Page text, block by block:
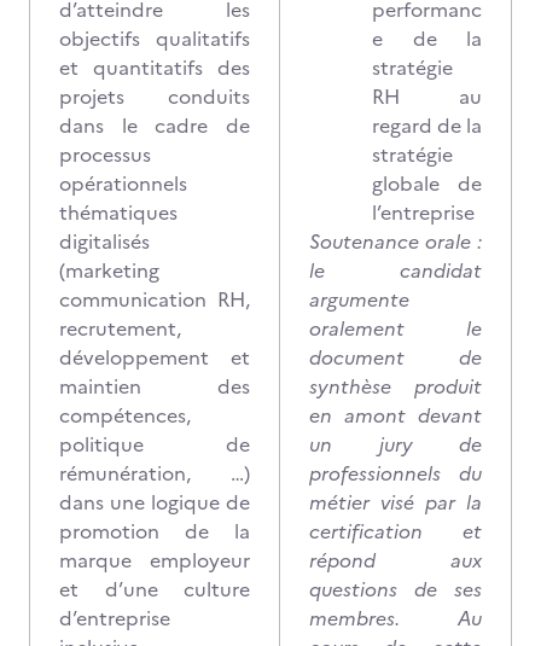
d’atteindre les
objectifs qualitatifs
et quantitatifs des
projets conduits
dans le cadre de
processus
opérationnels
thématiques
digitalisés
(marketing
communication RH,
recrutement,
développement et
maintien des
compétences,
politique de
rémunération, …)
dans une logique de
promotion de la
marque employeur
et d’une culture
d’entreprise
performanc
e de la
stratégie
RH au
regard de la
stratégie
globale de
l’entreprise
Soutenance orale :
le candidat
argumente
oralement le
document de
synthèse produit
en amont devant
un jury de
professionnels du
métier visé par la
certification et
répond aux
questions de ses
membres. Au